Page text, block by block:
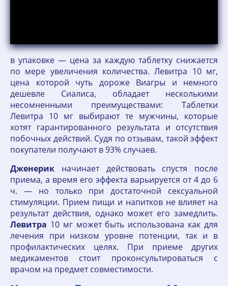
в упаковке — цена за каждую таблетку снижается
по мере увеличения количества. Левитра 10 мг,
цена которой чуть дороже Виагры и немного
дешевле Сиалиса, обладает несколькими
несомненными преимуществами: Таблетки
Левитра 10 мг выбирают те мужчины, которые
хотят гарантированного результата и отсутствия
побочных действий. Судя по отзывам, такой эффект
покупатели получают в 93% случаев.
Дженерик начинает действовать спустя после
приема, а время его эффекта варьируется от 4 до 6
ч. — но только при достаточной сексуальной
стимуляции. Прием пищи и напитков не влияет на
результат действия, однако может его замедлить.
Левитра 10 мг может быть использована как для
лечения при низком уровне потенции, так и в
профилактических целях. При приеме других
медикаментов стоит проконсультироваться с
врачом на предмет совместимости.